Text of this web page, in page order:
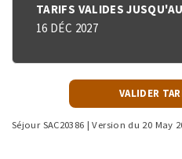
TARIFS VALIDES
16 DÉC 2027
VALIDER
Séjour SAC20386 | Version du 20 May